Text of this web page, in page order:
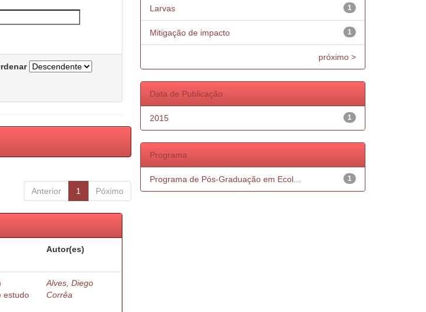
Anterior 1 Póximo
Autor(es)
estudo
Alves, Diego
Corrêa
1
Larvas
1
Mitigação de impacto
próximo >
Data de Publicação
1
2015
Programa
1
Programa de Pós-Graduação em Ecol...